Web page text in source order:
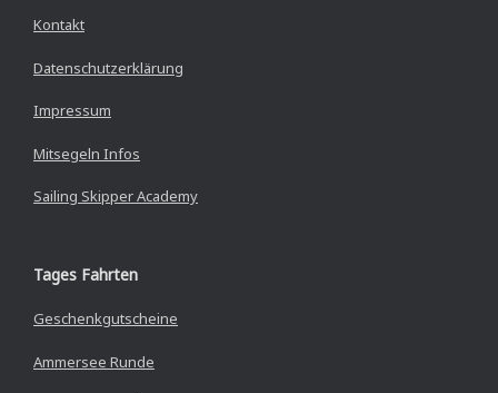
Kontakt
Datenschutzerklärung
Impressum
Mitsegeln Infos
Sailing Skipper Academy
Tages Fahrten
Geschenkgutscheine
Ammersee Runde